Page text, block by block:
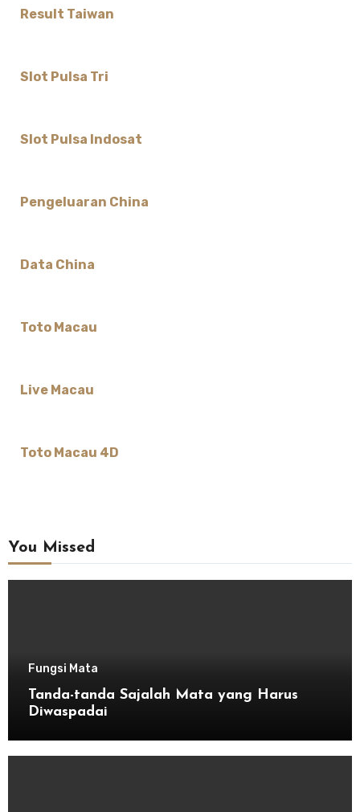
Result Taiwan
Slot Pulsa Tri
Slot Pulsa Indosat
Pengeluaran China
Data China
Toto Macau
Live Macau
Toto Macau 4D
You Missed
Fungsi Mata
Tanda-tanda Sajalah Mata yang Harus
Diwaspadai